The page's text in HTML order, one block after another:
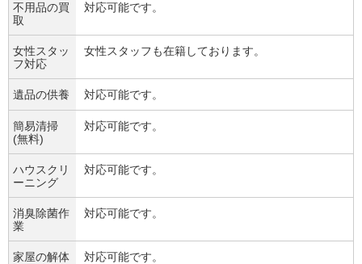
不用品の買
取
対応可能です。
女性スタッ
フ対応
女性スタッフも在籍しております。
遺品の供養 対応可能です。
簡易清掃
(無料)
対応可能です。
ハウスクリ
ーニング
対応可能です。
消臭除菌作
業
対応可能です。
家屋の解体 対応可能です。